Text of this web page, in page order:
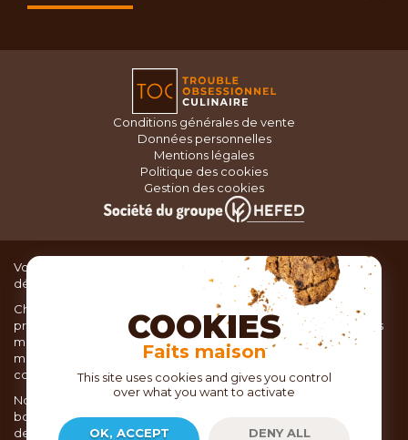
Conditions générales de vente
Données personnelles
Mentions légales
Politique des cookies
Gestion des cookies
Vous recherchez du matériel de cuisine pour concocter de
délicieux plats ou des pâtisseries dignes d’un grand chef ?
Chez TOC, boutique d’ustensiles de cuisine, nous vous
proposons une large sélection de produits issus des meilleures
marques de matériel de cuisine: Ustensiles de pâtisserie,
matériel de cuisson, service de table, ustensiles de cuisine,
coutellerie, set picnic.
Nous vous réservons un accueil chaleureux au sein de nos 21
boutiques, mais vous trouverez également tout votre matériel
de cuisine en ligne sur notre site internet toc.fr
COOKIES
Faits maison
This site uses cookies and gives you control
over what you want to activate
OK, ACCEPT
DENY ALL